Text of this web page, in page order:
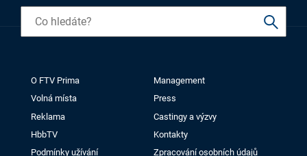
O FTV Prima
Management
Volná místa
Press
Reklama
Castingy a výzvy
HbbTV
Kontakty
Podmínky užívání
Zpracování osobních údajů